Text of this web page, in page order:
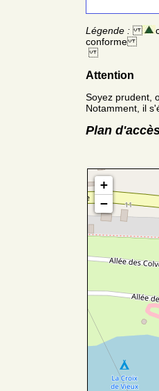
Légende :
conforme
Attention
Soyez prudent,
Notamment, il
Plan
+
−